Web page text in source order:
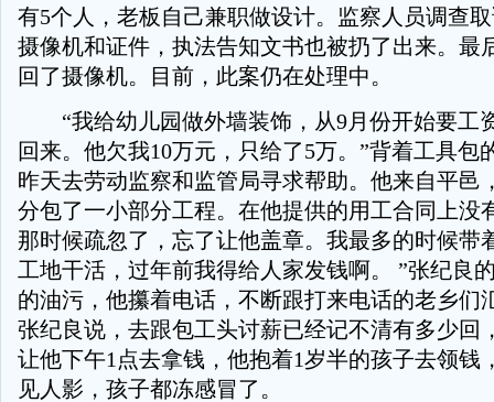
有5个人，老板自己兼职做设计。监察人员调查
摄像机和证件，执法告知文书也被扔了出来。最
回了摄像机。目前，此案仍在处理中。
“我给幼儿园做外墙装饰，从9月份开始要工
回来。他欠我10万元，只给了5万。”背着工具包
昨天去劳动监察和监管局寻求帮助。他来自平邑
分包了一小部分工程。在他提供的用工合同上没
那时候疏忽了，忘了让他盖章。我最多的时候带
工地干活，过年前我得给人家发钱啊。 ”张纪良
的油污，他攥着电话，不断跟打来电话的老乡们
张纪良说，去跟包工头讨薪已经记不清有多少回
让他下午1点去拿钱，他抱着1岁半的孩子去领钱
见人影，孩子都冻感冒了。